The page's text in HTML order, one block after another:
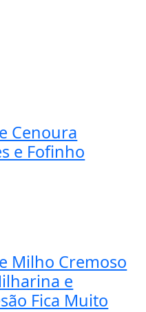
Cenoura
e Fofinho
Milho Cremoso
e
Fica Muito